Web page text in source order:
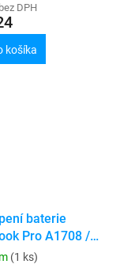
DPH
košíka
baterie
Pro A1708 /
(1 ks)